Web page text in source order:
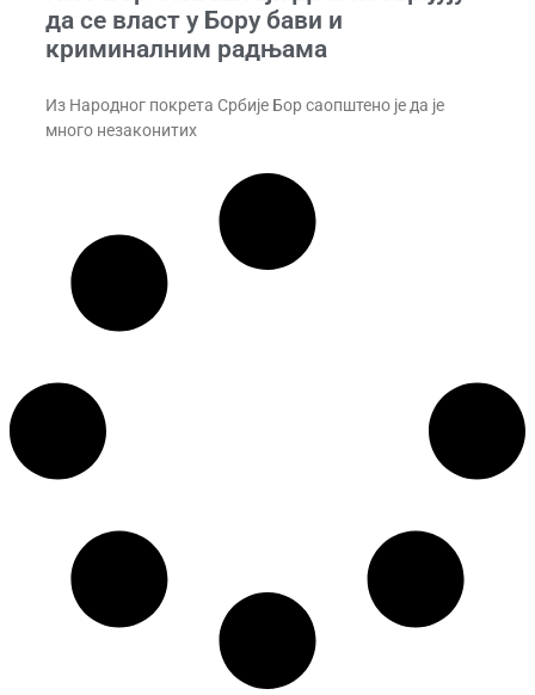
да се власт у Бору бави и
криминалним радњама
Из Народног покрета Србије Бор саопштено је да је
много незаконитих